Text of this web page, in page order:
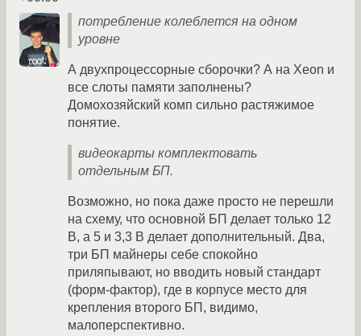
потребление колеблется на одном
уровне
А двухпроцессорные сборочки? А на Xeon и
все слоты памяти заполнены?
Домохозяйский комп сильно растяжимое
понятие.
видеокарты комплектовать
отдельным БП.
Возможно, но пока даже просто не перешли
на схему, что основной БП делает только 12
В, а 5 и 3,3 В делает дополнительный. Два,
три БП майнеры себе спокойно
приляпывают, но вводить новый стандарт
(форм-фактор), где в корпусе место для
крепления второго БП, видимо,
малоперспективно.